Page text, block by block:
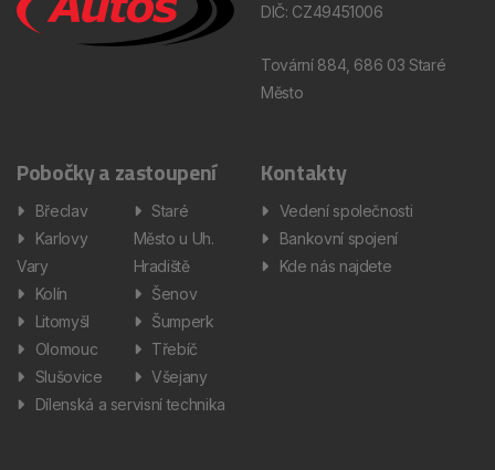
DIČ: CZ49451006
Tovární 884, 686 03 Staré
Město
Pobočky a zastoupení
Břeclav
Karlovy
Vary
Kolín
Litomyšl
Olomouc
Slušovice
Staré
Město u Uh.
Hradiště
Šenov
Šumperk
Třebíč
Všejany
Dílenská a servisní technika
Kontakty
Vedení společnosti
Bankovní spojení
Kde nás najdete